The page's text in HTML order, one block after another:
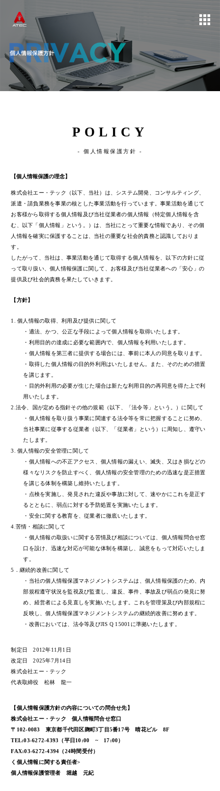
POLICY
- 個人情報保護方針 -
【個人情報保護の理念】
株式会社エー・テック（以下、当社）は、システム開発、コンサルティング、
派遣・請負業務を事業の核とした事業活動を行っています。事業活動を通じて
お客様から取得する個人情報及び当社従業者の個人情報（特定個人情報を含
む、以下「個人情報」という。）は、当社にとって重要な情報であり、その個
人情報を確実に保護することは、当社の重要な社会的責務と認識しておりま
す。
したがって、当社は、事業活動を通じて取得する個人情報を、以下の方針に従
って取り扱い、個人情報保護に関して、お客様及び当社従業者への「安心」の
提供及び社会的責務を果たしていきます。
【方針】
1. 個人情報の取得、利用及び提供に関して
・適法、かつ、公正な手段によって個人情報を取得いたします。
・利用目的の達成に必要な範囲内で、個人情報を利用いたします。
・個人情報を第三者に提供する場合には、事前に本人の同意を取ります。
・取得した個人情報の目的外利用はいたしません。また、そのための措置
を講じます。
・目的外利用の必要が生じた場合は新たな利用目的の再同意を得た上で利
用いたします。
2.法令、国が定める指針その他の規範（以下、「法令等」という。）に関して
・個人情報を取り扱う事業に関連する法令等を常に把握することに努め、
当社事業に従事する従業者（以下、「従業者」という）に周知し、遵守い
たします。
3. 個人情報の安全管理に関して
・個人情報への不正アクセス、個人情報の漏えい、滅失、又はき損などの
様々なリスクを防止すべく、個人情報の安全管理のための迅速な是正措置
を講じる体制を構築し維持いたします。
・点検を実施し、発見された違反や事故に対して、速やかにこれを是正す
るとともに、弱点に対する予防処置を実施いたします。
・安全に関する教育を、従業者に徹底いたします。
4.苦情・相談に関して
・個人情報の取扱いに関する苦情及び相談については、個人情報問合せ窓
口を設け、迅速な対応が可能な体制を構築し、誠意をもって対応いたしま
す。
5．継続的改善に関して
・当社の個人情報保護マネジメントシステムは、個人情報保護のため、内
部規程遵守状況を監視及び監査し、違反、事件、事故及び弱点の発見に努
め、経営者による見直しを実施いたします。これを管理策及び内部規程に
反映し、個人情報保護マネジメントシステムの継続的改善に努めます。
・改善においては、法令等及びJIS Q 15001に準拠いたします。
制定日 2012年11月1日
改定日 2025年7月14日
株式会社エー・テック
代表取締役 松林 龍一
【個人情報保護方針の内容についての問合せ先】
株式会社エー・テック 個人情報問合せ窓口
〒102-0083 東京都千代田区麹町3丁目5番17号 晴花ビル 8F
TEL:03-6272-4393（平日10:00 ~ 17:00）
FAX:03-6272-4394（24時間受付）
く個人情報に関する責任者>
個人情報保護管理者 堀越 元紀